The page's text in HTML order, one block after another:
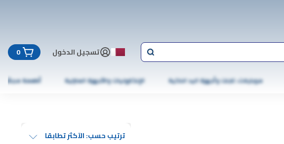
تسجيل الدخول 0
موبايلات، تابلت وأجهزة اليد الذكية الإلكترونيات والأجهزة المنزلية أطعمة مجمّدة
ترتيب حسب: الآكثر تطابقا